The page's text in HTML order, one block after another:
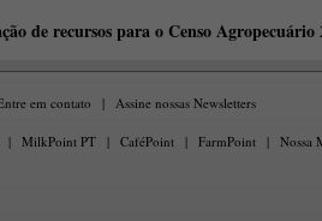
de recursos para o Censo Agropecuário
em contato | Assine nossas Newsletters
| MilkPoint PT | CaféPoint | FarmPoint | Nossa